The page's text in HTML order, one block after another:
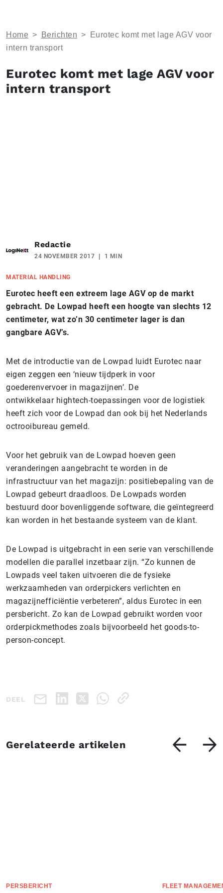
Home > Berichten >
Eurotec komt met lage AGV voor
intern transport
Eurotec komt met lage AGV voor
intern transport
Redactie
24 NOVEMBER 2017 1 MIN
MATERIAL HANDLING
Eurotec heeft een extreem lage AGV op de markt
gebracht. De Lowpad heeft een hoogte van slechts 12
centimeter, wat zo’n 30 centimeter lager is dan
gangbare AGV’s.
Met de introductie van de Lowpad luidt Eurotec naar
eigen zeggen een ‘nieuw tijdperk in voor
goederenvervoer in magazijnen’. De
ontwikkelaar hightech-toepassingen voor de logistiek
heeft zich voor de Lowpad dan ook bij het Nederlands
octrooibureau gemeld.
Voor het gebruik van de Lowpad hoeven geen
veranderingen aangebracht te worden in de
infrastructuur van het magazijn: positiebepaling van de
Lowpad gebeurt draadloos. De Lowpads worden
bestuurd door bovenliggende software, die geïntegreerd
kan worden in het bestaande systeem van de klant.
De Lowpad is uitgebracht in een serie van verschillende
modellen die parallel inzetbaar zijn. “Zo kunnen de
Lowpads veel taken uitvoeren die de fysieke
werkzaamheden van orderpickers verlichten en
magazijnefficiëntie verbeteren”, aldus Eurotec in een
persbericht. Zo kan de Lowpad gebruikt worden voor
orderpickmethodes zoals bijvoorbeeld het goods-to-
person-concept.
DEEL
Gerelateerde artikelen
PERSBERICHT FLEET